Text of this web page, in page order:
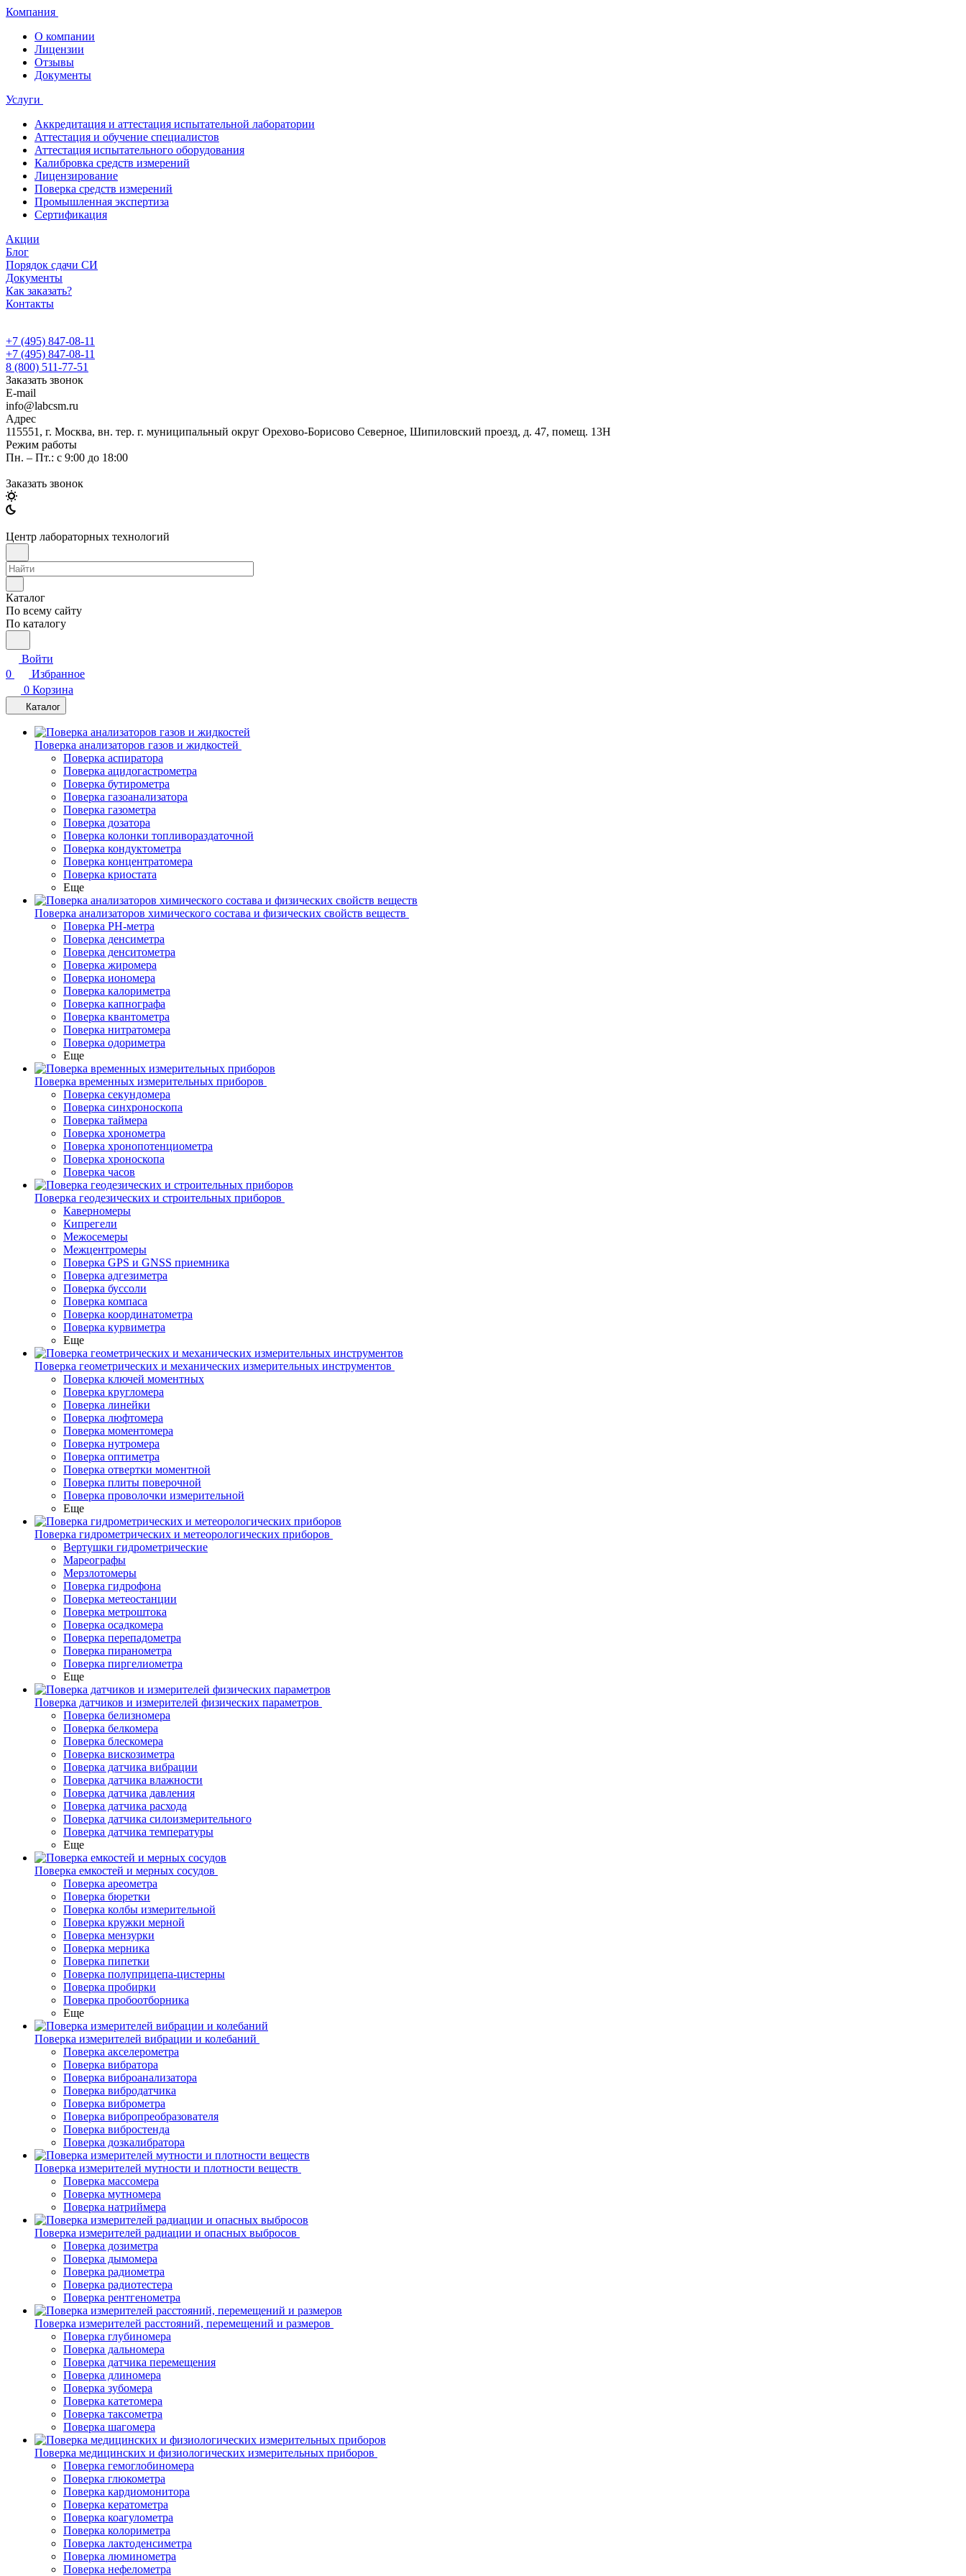
Компания
О компании
Лицензии
Отзывы
Документы
Услуги
Аккредитация и аттестация испытательной лаборатории
Аттестация и обучение специалистов
Аттестация испытательного оборудования
Калибровка средств измерений
Лицензирование
Поверка средств измерений
Промышленная экспертиза
Сертификация
Акции
Блог
Порядок сдачи СИ
Документы
Как заказать?
Контакты
+7 (495) 847-08-11
+7 (495) 847-08-11
8 (800) 511-77-51
Заказать звонок
E-mail
info@labcsm.ru
Адрес
115551, г. Москва, вн. тер. г. муниципальный округ Орехово-Борисово Северное, Шипиловский проезд, д. 47, помещ. 13Н
Режим работы
Пн. – Пт.: с 9:00 до 18:00
Заказать звонок
Центр лабораторных технологий
Каталог
По всему сайту
По каталогу
Войти
0
Избранное
0 Корзина
Каталог
Поверка анализаторов газов и жидкостей
Поверка аспиратора
Поверка ацидогастрометра
Поверка бутирометра
Поверка газоанализатора
Поверка газометра
Поверка дозатора
Поверка колонки топливораздаточной
Поверка кондуктометра
Поверка концентратомера
Поверка криостата
Еще
Поверка анализаторов химического состава и физических свойств веществ
Поверка PH-метра
Поверка денсиметра
Поверка денситометра
Поверка жиромера
Поверка иономера
Поверка калориметра
Поверка капнографа
Поверка квантометра
Поверка нитратомера
Поверка одориметра
Еще
Поверка временных измерительных приборов
Поверка секундомера
Поверка синхроноскопа
Поверка таймера
Поверка хронометра
Поверка хронопотенциометра
Поверка хроноскопа
Поверка часов
Поверка геодезических и строительных приборов
Каверномеры
Кипрегели
Межосемеры
Межцентромеры
Поверка GPS и GNSS приемника
Поверка адгезиметра
Поверка буссоли
Поверка компаса
Поверка координатометра
Поверка курвиметра
Еще
Поверка геометрических и механических измерительных инструментов
Поверка ключей моментных
Поверка кругломера
Поверка линейки
Поверка люфтомера
Поверка моментомера
Поверка нутромера
Поверка оптиметра
Поверка отвертки моментной
Поверка плиты поверочной
Поверка проволочки измерительной
Еще
Поверка гидрометрических и метеорологических приборов
Вертушки гидрометрические
Мареографы
Мерзлотомеры
Поверка гидрофона
Поверка метеостанции
Поверка метроштока
Поверка осадкомера
Поверка перепадометра
Поверка пиранометра
Поверка пиргелиометра
Еще
Поверка датчиков и измерителей физических параметров
Поверка белизномера
Поверка белкомера
Поверка блескомера
Поверка вискозиметра
Поверка датчика вибрации
Поверка датчика влажности
Поверка датчика давления
Поверка датчика расхода
Поверка датчика силоизмерительного
Поверка датчика температуры
Еще
Поверка емкостей и мерных сосудов
Поверка ареометра
Поверка бюретки
Поверка колбы измерительной
Поверка кружки мерной
Поверка мензурки
Поверка мерника
Поверка пипетки
Поверка полуприцепа-цистерны
Поверка пробирки
Поверка пробоотборника
Еще
Поверка измерителей вибрации и колебаний
Поверка акселерометра
Поверка вибратора
Поверка виброанализатора
Поверка вибродатчика
Поверка виброметра
Поверка вибропреобразователя
Поверка вибростенда
Поверка дозкалибратора
Поверка измерителей мутности и плотности веществ
Поверка массомера
Поверка мутномера
Поверка натриймера
Поверка измерителей радиации и опасных выбросов
Поверка дозиметра
Поверка дымомера
Поверка радиометра
Поверка радиотестера
Поверка рентгенометра
Поверка измерителей расстояний, перемещений и размеров
Поверка глубиномера
Поверка дальномера
Поверка датчика перемещения
Поверка длиномера
Поверка зубомера
Поверка катетомера
Поверка таксометра
Поверка шагомера
Поверка медицинских и физиологических измерительных приборов
Поверка гемоглобиномера
Поверка глюкометра
Поверка кардиомонитора
Поверка кератометра
Поверка коагулометра
Поверка колориметра
Поверка лактоденсиметра
Поверка люминометра
Поверка нефелометра